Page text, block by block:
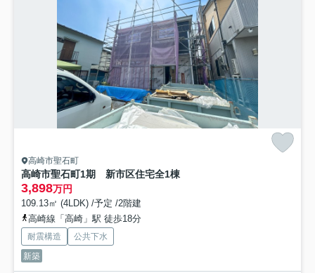
高崎市聖石町
高崎市聖石町1期 新市区住宅全1棟
3,898万円
109.13㎡ (4LDK) /予定 /2階建
高崎線「高崎」駅 徒歩18分
耐震構造
公共下水
新築